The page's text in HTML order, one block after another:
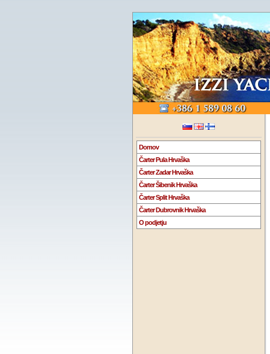
Domov
Čarter Pula Hrvaška
Čarter Zadar Hrvaška
Čarter Šibenik Hrvaška
Čarter Split Hrvaška
Čarter Dubrovnik Hrvaška
O podjetju